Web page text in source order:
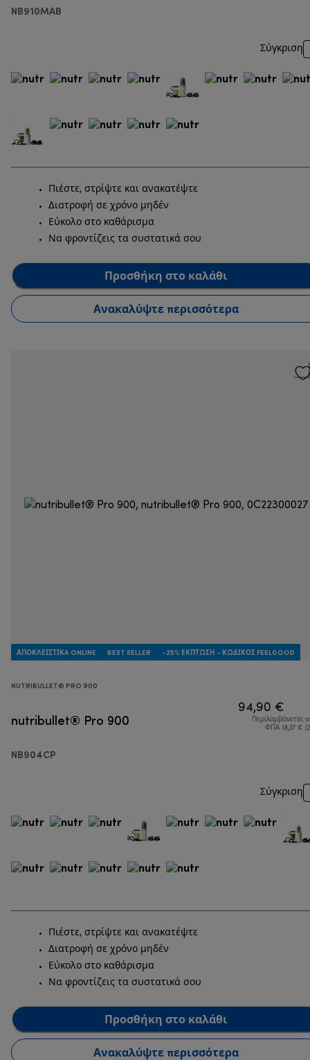
NB910MAB
Σύγκριση
Πιέστε, στρίψτε και ανακατέψτε
Διατροφή σε χρόνο μηδέν
Εύκολο στο καθάρισμα
Να φροντίζεις τα συστατικά σου
Προσθήκη στο καλάθι
Ανακαλύψτε περισσότερα
ΑΠΟΚΛΕΙΣΤΙΚA ONLINE BEST SELLER -25% ΈΚΠΤΩΣΗ - ΚΩΔΙΚΌΣ FEELGOOD
NUTRIBULLET® PRO 900
nutribullet® Pro 900
NB904CP
94,90 €
Περιλαμβάνεται
ΦΠΑ 18,37 €
Σύγκριση
Πιέστε, στρίψτε και ανακατέψτε
Διατροφή σε χρόνο μηδέν
Εύκολο στο καθάρισμα
Να φροντίζεις τα συστατικά σου
Προσθήκη στο καλάθι
Ανακαλύψτε περισσότερα